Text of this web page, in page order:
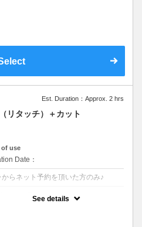
Est. Duration：Approx. 2 hrs
リタッチ）＋カット
of use
Date：
からネット予約を頂いた方のみ♪
See details